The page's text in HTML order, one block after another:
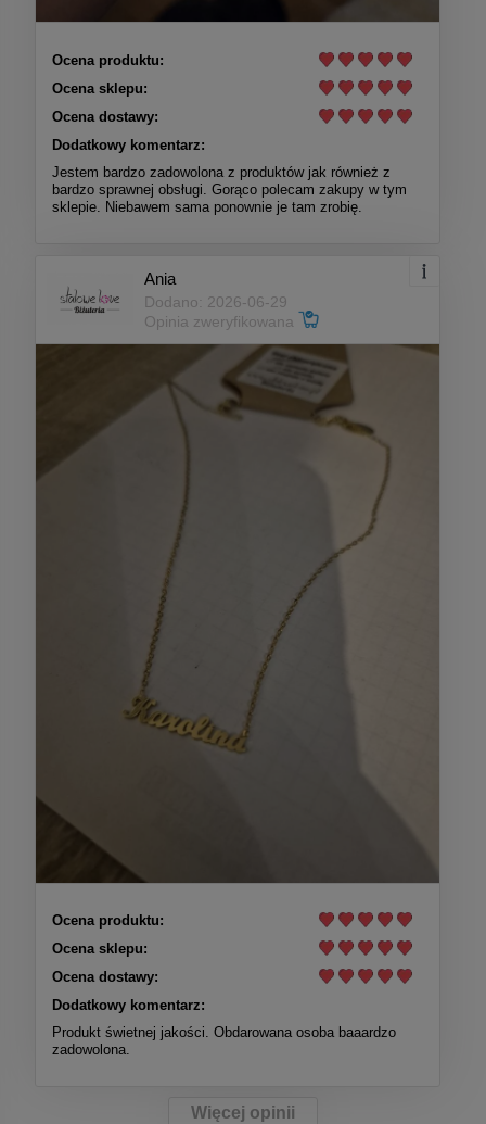
Ocena produktu:
Ocena sklepu:
Ocena dostawy:
Dodatkowy komentarz:
Jestem bardzo zadowolona z produktów jak również z
bardzo sprawnej obsługi. Gorąco polecam zakupy w tym
sklepie. Niebawem sama ponownie je tam zrobię.
Ania
Dodano: 2026-06-29
Opinia zweryfikowana
Ocena produktu:
Ocena sklepu:
Ocena dostawy:
Dodatkowy komentarz:
Produkt świetnej jakości. Obdarowana osoba baaardzo
zadowolona.
Więcej opinii